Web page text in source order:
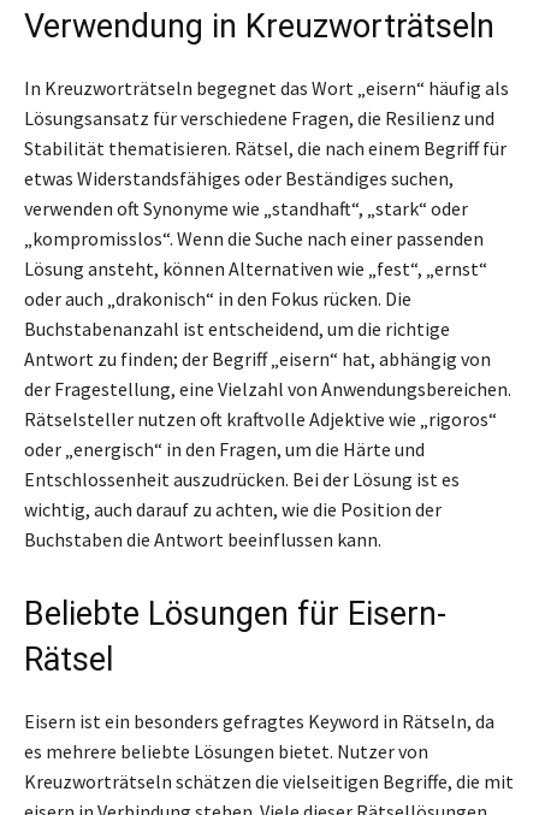
Verwendung in Kreuzworträtseln
In Kreuzworträtseln begegnet das Wort „eisern“ häufig als
Lösungsansatz für verschiedene Fragen, die Resilienz und
Stabilität thematisieren. Rätsel, die nach einem Begriff für
etwas Widerstandsfähiges oder Beständiges suchen,
verwenden oft Synonyme wie „standhaft“, „stark“ oder
„kompromisslos“. Wenn die Suche nach einer passenden
Lösung ansteht, können Alternativen wie „fest“, „ernst“
oder auch „drakonisch“ in den Fokus rücken. Die
Buchstabenanzahl ist entscheidend, um die richtige
Antwort zu finden; der Begriff „eisern“ hat, abhängig von
der Fragestellung, eine Vielzahl von Anwendungsbereichen.
Rätselsteller nutzen oft kraftvolle Adjektive wie „rigoros“
oder „energisch“ in den Fragen, um die Härte und
Entschlossenheit auszudrücken. Bei der Lösung ist es
wichtig, auch darauf zu achten, wie die Position der
Buchstaben die Antwort beeinflussen kann.
Beliebte Lösungen für Eisern-
Rätsel
Eisern ist ein besonders gefragtes Keyword in Rätseln, da
es mehrere beliebte Lösungen bietet. Nutzer von
Kreuzworträtseln schätzen die vielseitigen Begriffe, die mit